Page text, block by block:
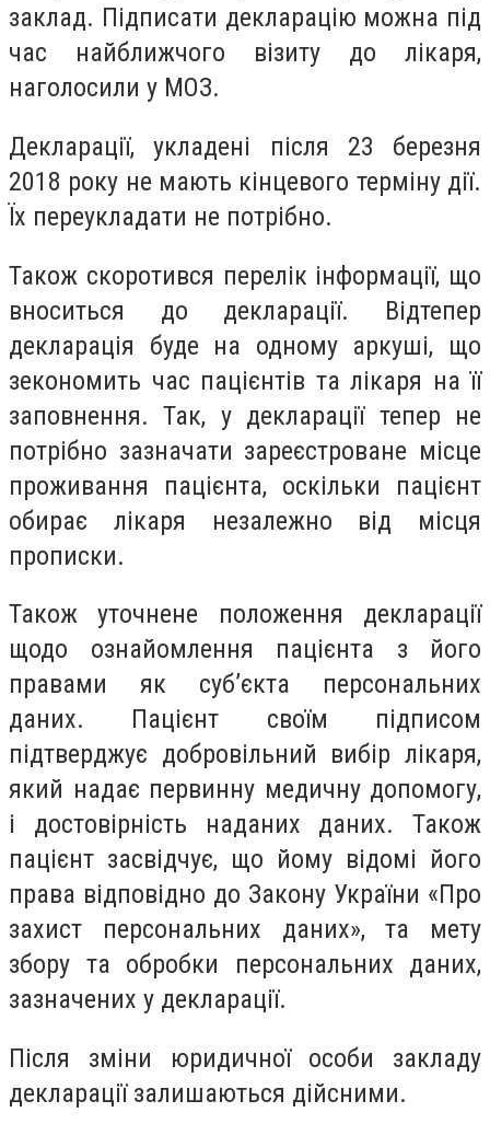
заклад. Підписати декларацію можна під
час найближчого візиту до лікаря,
наголосили у МОЗ.
Декларації, укладені після 23 березня
2018 року не мають кінцевого терміну дії.
Їх переукладати не потрібно.
Також скоротився перелік інформації, що
вноситься до декларації. Відтепер
декларація буде на одному аркуші, що
зекономить час пацієнтів та лікаря на її
заповнення. Так, у декларації тепер не
потрібно зазначати зареєстроване місце
проживання пацієнта, оскільки пацієнт
обирає лікаря незалежно від місця
прописки.
Також уточнене положення декларації
щодо ознайомлення пацієнта з його
правами як суб’єкта персональних
даних. Пацієнт своїм підписом
підтверджує добровільний вибір лікаря,
який надає первинну медичну допомогу,
і достовірність наданих даних. Також
пацієнт засвідчує, що йому відомі його
права відповідно до Закону України «Про
захист персональних даних», та мету
збору та обробки персональних даних,
зазначених у декларації.
Після зміни юридичної особи закладу
декларації залишаються дійсними.